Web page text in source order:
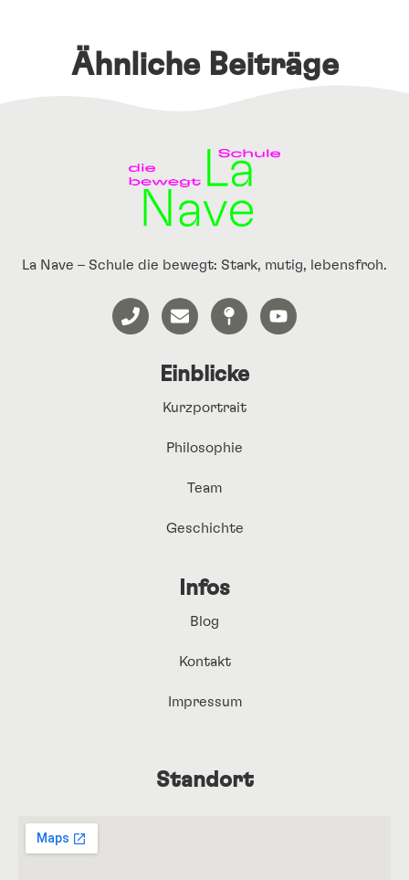
Ähnliche Beiträge
La Nave – Schule die bewegt: Stark, mutig, lebensfroh.
Einblicke
Kurzportrait
Philosophie
Team
Geschichte
Infos
Blog
Kontakt
Impressum
Standort